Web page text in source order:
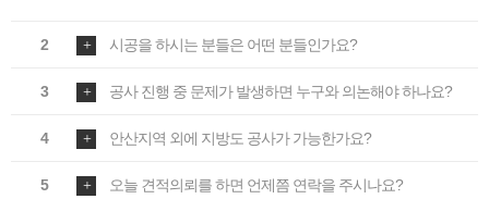
2 시공을 하시는 분들은 어떤 분들인가요?
3 공사 진행 중 문제가 발생하면 누구와 의논해야 하나요?
4 안산지역 외에 지방도 공사가 가능한가요?
5 오늘 견적의뢰를 하면 언제쯤 연락을 주시나요?